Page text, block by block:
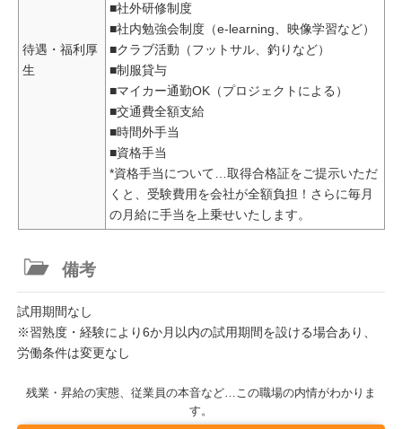
待遇・福利厚
生
■社外研修制度
■社内勉強会制度（e-learning、映像学習など）
■クラブ活動（フットサル、釣りなど）
■制服貸与
■マイカー通勤OK（プロジェクトによる）
■交通費全額支給
■時間外手当
■資格手当
*資格手当について…取得合格証をご提示いただ
くと、受験費用を会社が全額負担！さらに毎月
の月給に手当を上乗せいたします。
備考
試用期間なし
※習熟度・経験により6か月以内の試用期間を設ける場合あり、
労働条件は変更なし
残業・昇給の実態、従業員の本音など…この職場の内情がわかりま
す。